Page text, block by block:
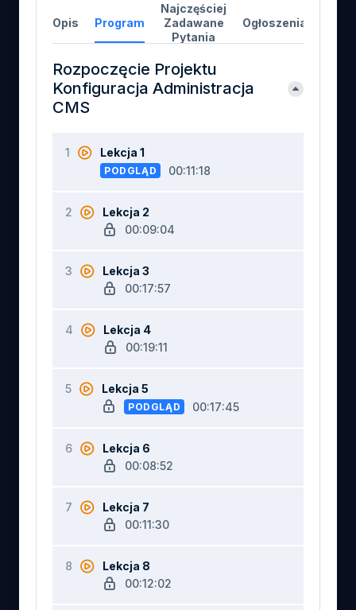
Opis Program
Najczęściej
Zadawane
Pytania
Ogłoszenia
Rozpoczęcie Projektu
Konfiguracja Administracja
CMS
1 Lekcja 1
PODGLĄD 00:11:18
2
Lekcja 2
00:09:04
3
Lekcja 3
00:17:57
4
Lekcja 4
00:19:11
5 Lekcja 5
PODGLĄD 00:17:45
6
Lekcja 6
00:08:52
7
Lekcja 7
00:11:30
8
Lekcja 8
00:12:02